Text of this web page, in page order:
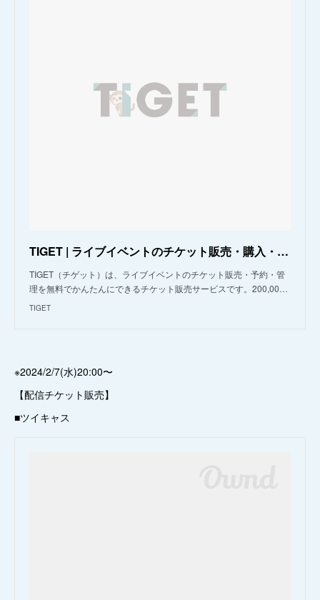
TIGET | ライブイベントのチケット販売・購入・予約
TIGET（チゲット）は、ライブイベントのチケット販売・予約・管
理を無料でかんたんにできるチケット販売サービスです。200,00…
TIGET
※2024/2/7(水)20:00〜
【配信チケット販売】
■ツイキャス